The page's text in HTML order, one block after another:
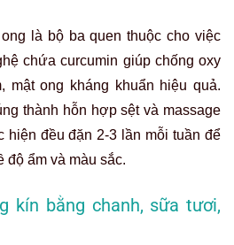
là bộ ba quen thuộc cho việc
chứa curcumin giúp chống oxy
mật ong kháng khuẩn hiệu quả.
thành hỗn hợp sệt và massage
hiện đều đặn 2-3 lần mỗi tuần để
độ ẩm và màu sắc.
kín bằng chanh, sữa tươi,